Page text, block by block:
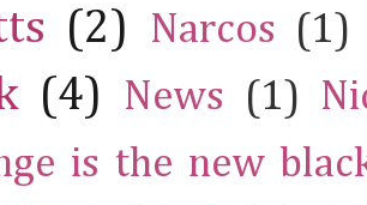
(2) Narcos (1)
(4) News (1)
is the new